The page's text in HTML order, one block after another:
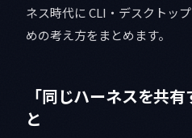
ネス時代に CLI・デスクトッ
めの考え方をまとめます。
「同じハーネスを共
と